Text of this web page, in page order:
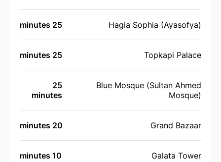
Hagia Sophia (Ayasofya)
25 minutes
Topkapi Palace
25 minutes
Blue Mosque (Sultan Ahmed
Mosque)
25
minutes
Grand Bazaar
20 minutes
Galata Tower
10 minutes